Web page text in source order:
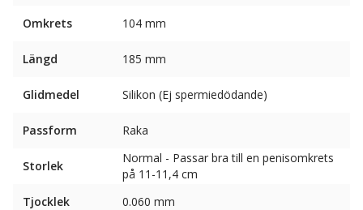
Omkrets 104 mm
Längd 185 mm
Glidmedel Silikon (Ej spermiedödande)
Passform Raka
Storlek
Normal - Passar bra till en penisomkrets
på 11-11,4 cm
Tjocklek
0.060 mm